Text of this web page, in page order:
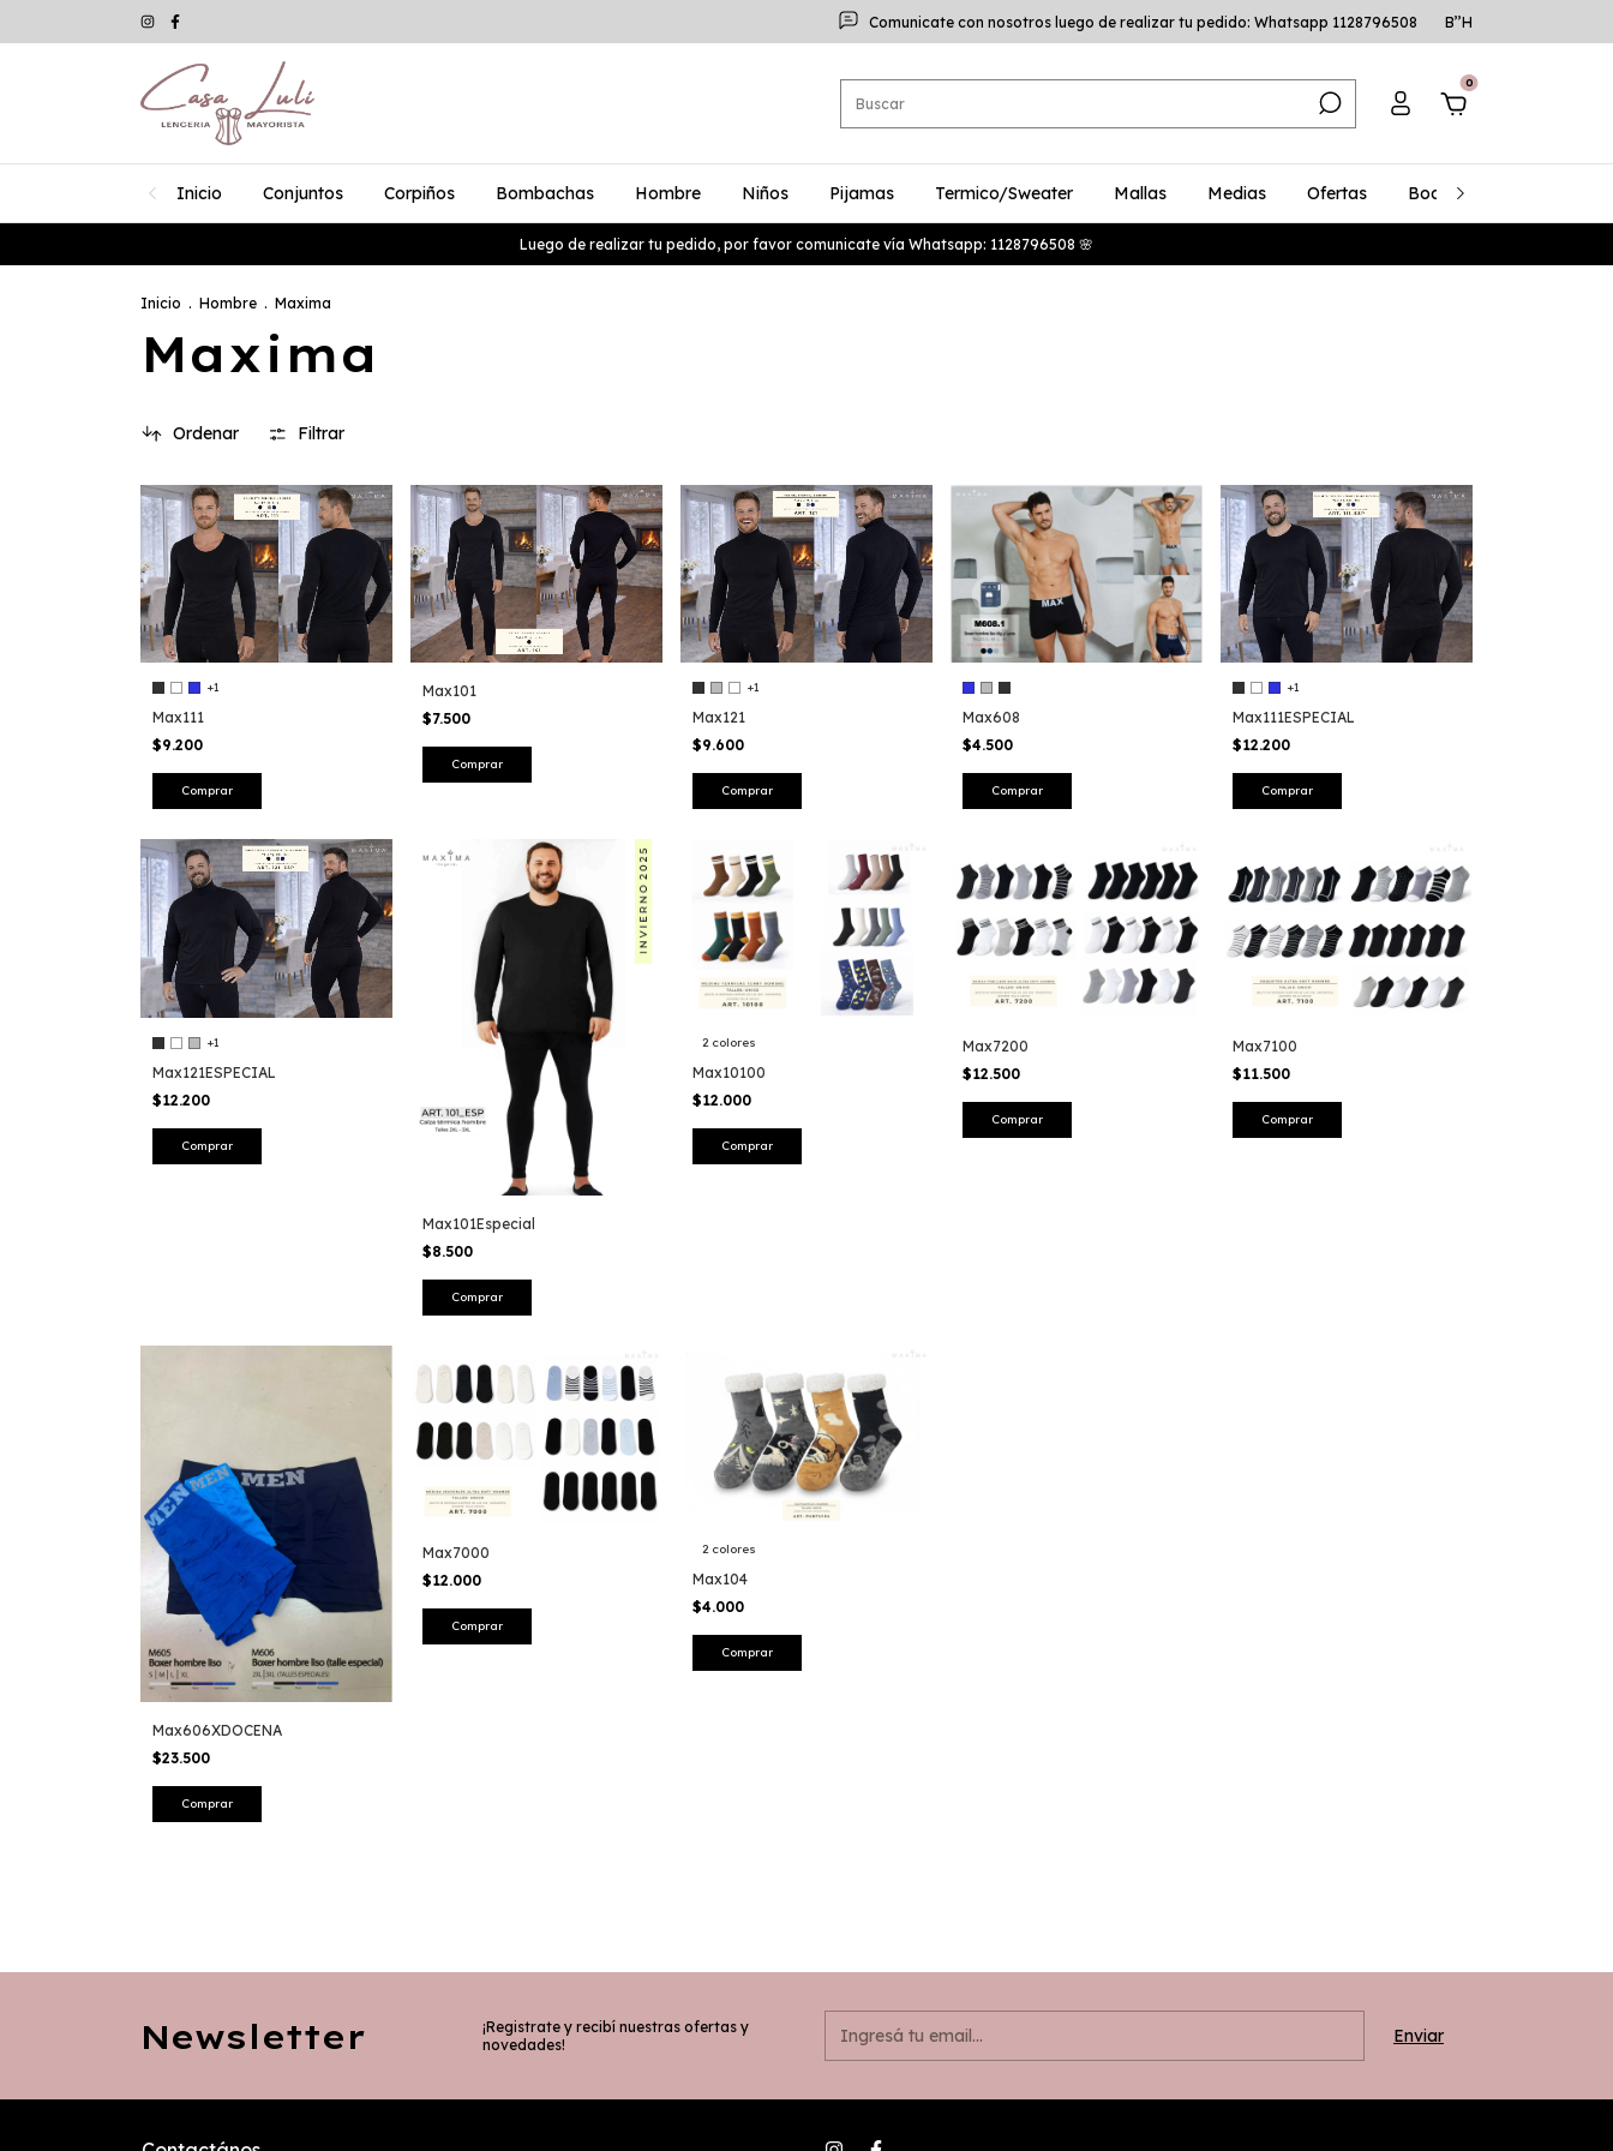
Comunicate con nosotros luego de realizar tu pedido: Whatsapp 1128796508 B’’H
0
Inicio Conjuntos Corpiños Bombachas Hombre Niños Pijamas Termico/Sweater Mallas Medias Ofertas Bodys
Luego de realizar tu pedido, por favor comunicate vía Whatsapp: 1128796508 🌸
Inicio . Hombre . Maxima
Maxima
Ordenar Filtrar
+1
Max111
$9.200
Comprar
Max101
$7.500
Comprar
+1
Max121
$9.600
Comprar
Max608
$4.500
Comprar
+1
Max111ESPECIAL
$12.200
Comprar
+1
Max121ESPECIAL
$12.200
Comprar
Max101Especial
$8.500
Comprar
2 colores
Max10100
$12.000
Comprar
Max7200
$12.500
Max7100
$11.500
Max606XDOCENA
$23.500
Max7000
$12.000
2 colores
Max104
$4.000
Comprar
Newsletter
¡Registrate y recibí nuestras ofertas y
novedades!